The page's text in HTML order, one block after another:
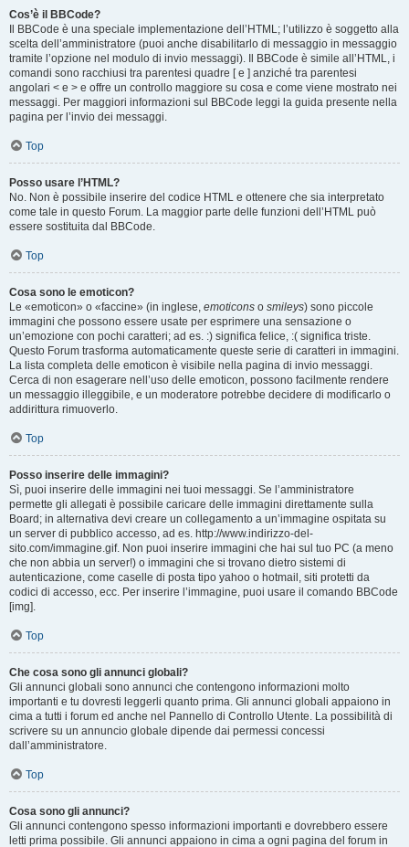
Cos’è il BBCode?
Il BBCode è una speciale implementazione dell’HTML; l’utilizzo è soggetto alla
scelta dell’amministratore (puoi anche disabilitarlo di messaggio in messaggio
tramite l’opzione nel modulo di invio messaggi). Il BBCode è simile all’HTML, i
comandi sono racchiusi tra parentesi quadre [ e ] anziché tra parentesi
angolari < e > e offre un controllo maggiore su cosa e come viene mostrato nei
messaggi. Per maggiori informazioni sul BBCode leggi la guida presente nella
pagina per l’invio dei messaggi.
Top
Posso usare l’HTML?
No. Non è possibile inserire del codice HTML e ottenere che sia interpretato
come tale in questo Forum. La maggior parte delle funzioni dell’HTML può
essere sostituita dal BBCode.
Top
Cosa sono le emoticon?
Le «emoticon» o «faccine» (in inglese, emoticons o smileys) sono piccole
immagini che possono essere usate per esprimere una sensazione o
un’emozione con pochi caratteri; ad es. :) significa felice, :( significa triste.
Questo Forum trasforma automaticamente queste serie di caratteri in immagini.
La lista completa delle emoticon è visibile nella pagina di invio messaggi.
Cerca di non esagerare nell’uso delle emoticon, possono facilmente rendere
un messaggio illeggibile, e un moderatore potrebbe decidere di modificarlo o
addirittura rimuoverlo.
Top
Posso inserire delle immagini?
Sì, puoi inserire delle immagini nei tuoi messaggi. Se l’amministratore
permette gli allegati è possibile caricare delle immagini direttamente sulla
Board; in alternativa devi creare un collegamento a un’immagine ospitata su
un server di pubblico accesso, ad es. http://www.indirizzo-del-
sito.com/immagine.gif. Non puoi inserire immagini che hai sul tuo PC (a meno
che non abbia un server!) o immagini che si trovano dietro sistemi di
autenticazione, come caselle di posta tipo yahoo o hotmail, siti protetti da
codici di accesso, ecc. Per inserire l’immagine, puoi usare il comando BBCode
[img].
Top
Che cosa sono gli annunci globali?
Gli annunci globali sono annunci che contengono informazioni molto
importanti e tu dovresti leggerli quanto prima. Gli annunci globali appaiono in
cima a tutti i forum ed anche nel Pannello di Controllo Utente. La possibilità di
scrivere su un annuncio globale dipende dai permessi concessi
dall’amministratore.
Top
Cosa sono gli annunci?
Gli annunci contengono spesso informazioni importanti e dovrebbero essere
letti prima possibile. Gli annunci appaiono in cima a ogni pagina del forum in